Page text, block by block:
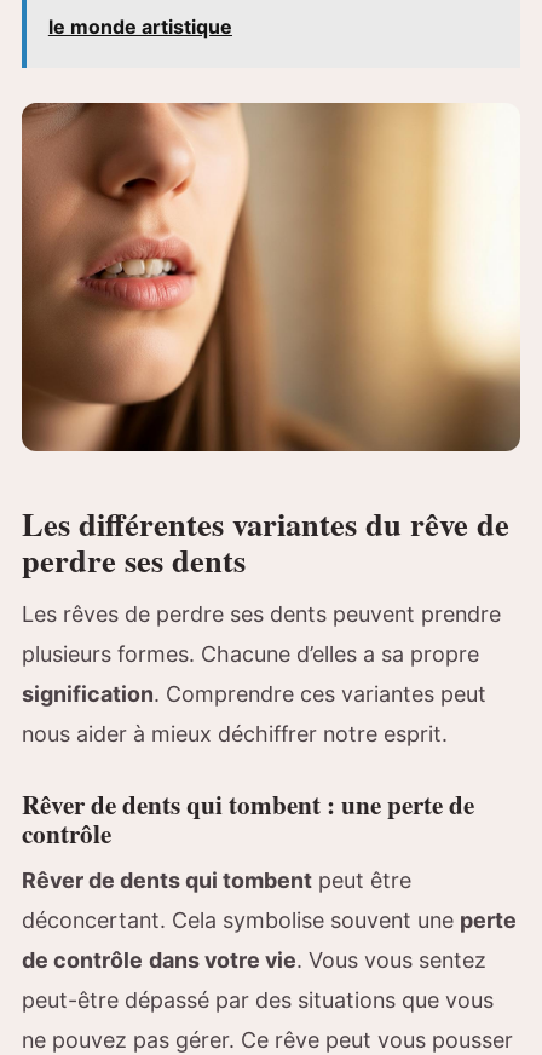
le monde artistique
Les différentes variantes du rêve de
perdre ses dents
Les rêves de perdre ses dents peuvent prendre
plusieurs formes. Chacune d’elles a sa propre
signification. Comprendre ces variantes peut
nous aider à mieux déchiffrer notre esprit.
Rêver de dents qui tombent : une perte de
contrôle
Rêver de dents qui tombent peut être
déconcertant. Cela symbolise souvent une perte
de contrôle dans votre vie. Vous vous sentez
peut-être dépassé par des situations que vous
ne pouvez pas gérer. Ce rêve peut vous pousser